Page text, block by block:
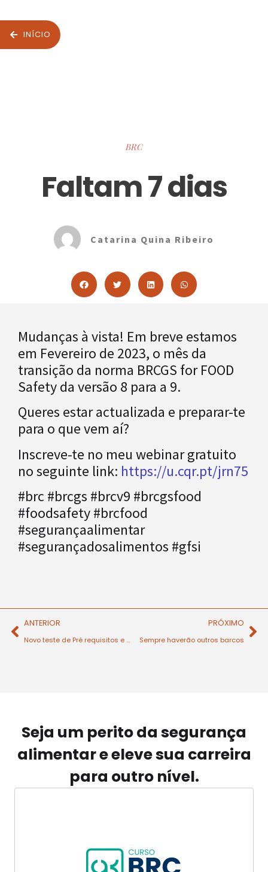
INÍCIO
BRC
Faltam 7 dias
Catarina Quina Ribeiro
Mudanças à vista! Em breve estamos
em Fevereiro de 2023, o mês da
transição da norma BRCGS for FOOD
Safety da versão 8 para a 9.
Queres estar actualizada e preparar-te
para o que vem aí?
Inscreve-te no meu webinar gratuito
no seguinte link: https://u.cqr.pt/jrn75
#brc #brcgs #brcv9 #brcgsfood
#foodsafety #brcfood
#segurançaalimentar
#segurançadosalimentos #gfsi
ANTERIOR
Novo teste de Pré requisitos e HACCP
PRÓXIMO
Sempre haverão outros barcos
Seja um perito da segurança
alimentar e eleve sua carreira
para outro nível.